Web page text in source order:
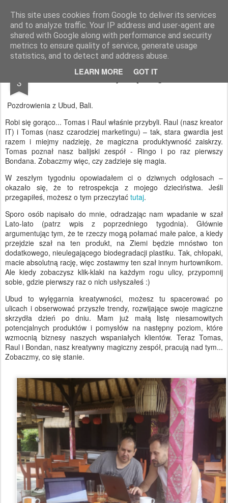
This site uses cookies from Google to deliver its services
and to analyze traffic. Your IP address and user-agent are
shared with Google along with performance and security
metrics to ensure quality of service, generate usage
statistics, and to detect and address abuse.
LEARN MORE GOT IT
AWGifts Polska
Home
3 Bo dzieje się magia
Pozdrowienia z Ubud, Bali.
Robi się gorąco... Tomas i Raul właśnie przybyli. Raul (nasz kreator
IT) i Tomas (nasz czarodziej marketingu) – tak, stara gwardia jest
razem i miejmy nadzieję, że magiczna produktywność zaiskrzy.
Tomas poznał nasz balijski zespół - Ringo i po raz pierwszy
Bondana. Zobaczmy więc, czy zadzieje się magia.
W zeszłym tygodniu opowiadałem ci o dziwnych odgłosach –
okazało się, że to retrospekcja z mojego dzieciństwa. Jeśli
przegapiłeś, możesz o tym przeczytać tutaj.
Sporo osób napisało do mnie, odradzając nam wpadanie w szał
Lato-lato (patrz wpis z poprzedniego tygodnia). Głównie
argumentując tym, że te rzeczy mogą połamać małe palce, a kiedy
przejdzie szał na ten produkt, na Ziemi będzie mnóstwo ton
dodatkowego, nieulegającego biodegradacji plastiku. Tak, chłopaki,
macie absolutną rację, więc zostawmy ten szał innym hurtownikom.
Ale kiedy zobaczysz klik-klaki na każdym rogu ulicy, przypomnij
sobie, gdzie pierwszy raz o nich usłyszałeś :)
Ubud to wylęgarnia kreatywności, możesz tu spacerować po
ulicach i obserwować przyszłe trendy, rozwijające swoje magiczne
skrzydła dzień po dniu. Mam już małą listę niesamowitych
potencjalnych produktów i pomysłów na następny poziom, które
wzmocnią biznesy naszych wspaniałych klientów. Teraz Tomas,
Raul i Bondan, nasz kreatywny magiczny zespół, pracują nad tym...
Zobaczmy, co się stanie.